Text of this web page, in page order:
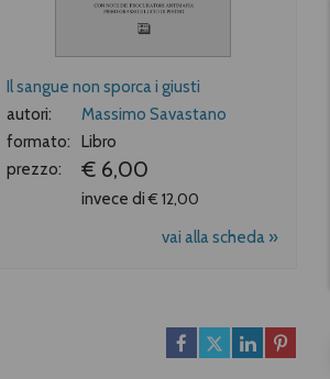
Il sangue non sporca i giusti
autori:
Massimo Savastano
formato:
Libro
prezzo:
€ 6,00
invece di€ 12,00
vai alla scheda »